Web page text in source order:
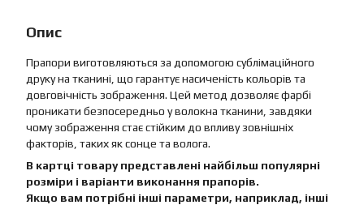
Опис
Прапори виготовляються за допомогою сублімаційного
друку на тканині, що гарантує насиченість кольорів та
довговічність зображення. Цей метод дозволяє фарбі
проникати безпосередньо у волокна тканини, завдяки
чому зображення стає стійким до впливу зовнішніх
факторів, таких як сонце та волога.
В картці товару представлені найбільш популярні
розміри і варіанти виконання прапорів.
Якщо вам потрібні інші параметри, наприклад, інші